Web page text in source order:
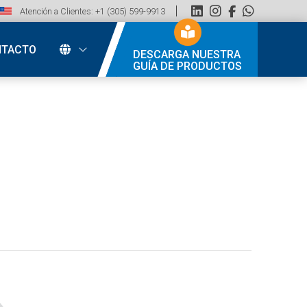
Atención a Clientes: +1 (305) 599-9913
DESCARGA NUESTRA
GUÍA DE PRODUCTOS